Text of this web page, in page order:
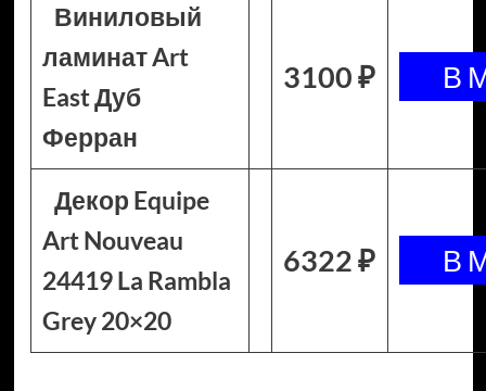
Виниловый
ламинат Art
East Дуб
Ферран
3100 ₽
Декор Equipe
Art Nouveau
24419 La Rambla
Grey 20×20
6322 ₽